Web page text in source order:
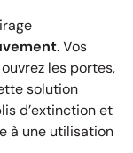
. Vos
les portes,
solution
d’extinction et
à une utilisation